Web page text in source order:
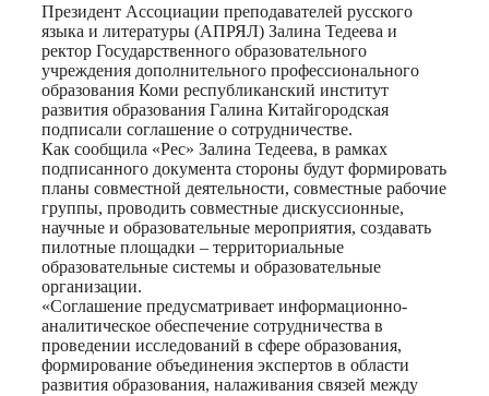
Президент Ассоциации преподавателей русского
языка и литературы (АПРЯЛ) Залина Тедеева и
ректор Государственного образовательного
учреждения дополнительного профессионального
образования Коми республиканский институт
развития образования Галина Китайгородская
подписали соглашение о сотрудничестве.
Как сообщила «Рес» Залина Тедеева, в рамках
подписанного документа стороны будут формировать
планы совместной деятельности, совместные рабочие
группы, проводить совместные дискуссионные,
научные и образовательные мероприятия, создавать
пилотные площадки – территориальные
образовательные системы и образовательные
организации.
«Соглашение предусматривает информационно-
аналитическое обеспечение сотрудничества в
проведении исследований в сфере образования,
формирование объединения экспертов в области
развития образования, налаживания связей между